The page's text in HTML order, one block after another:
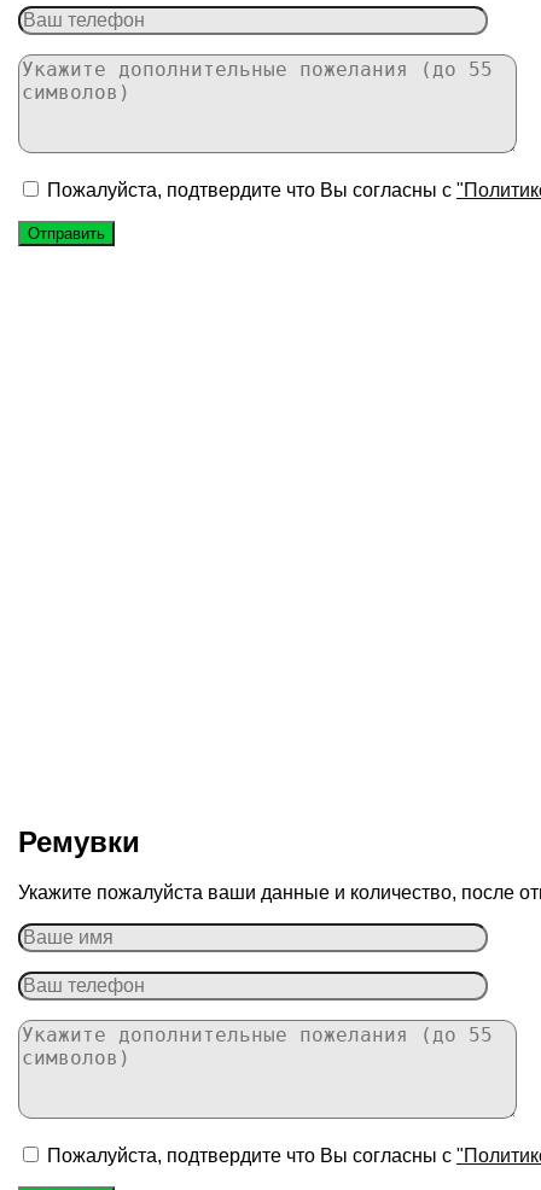
Пожалуйста, подтвердите что Вы согласны с
Ремувки
Укажите пожалуйста ваши данные и количество, после
Пожалуйста, подтвердите что Вы согласны с